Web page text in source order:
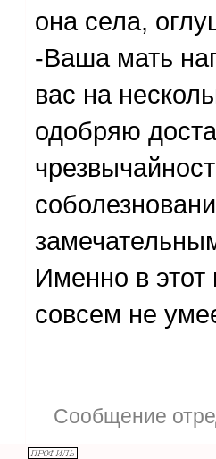
она села,
-Ваша мать
вас на
одобряю
Именно в
совсем не
Сообщение